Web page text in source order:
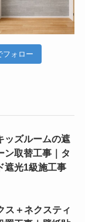
フォロー
ッズルームの遮
ン取替工事｜タ
遮光1級施工事
ス＋ネクスティ